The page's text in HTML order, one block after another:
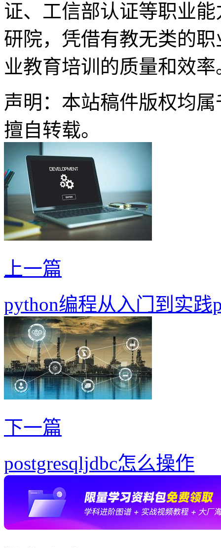
证、工信部认证等职业
研院，凭借有教无类的
业教育培训的质量和效率
声明：本站稿件版权均
擅自转载。
上一篇
python编程从入门到实践
下一篇
postgresqljdbc怎么操作